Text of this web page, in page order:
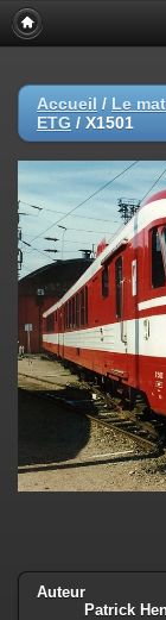
Accueil / Le
ETG / X1501
Auteur
Patrick